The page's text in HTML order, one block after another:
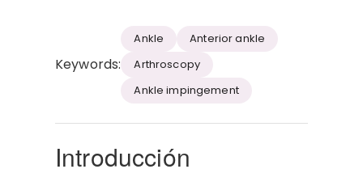
Keywords:
Ankle
Anterior ankle
Arthroscopy
Ankle impingement
Introducción